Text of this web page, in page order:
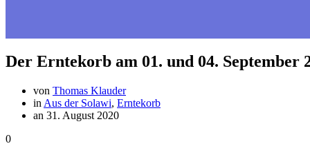
Der Erntekorb am 01. und 04. September
von Thomas Klauder
in Aus der Solawi, Erntekorb
an 31. August 2020
0